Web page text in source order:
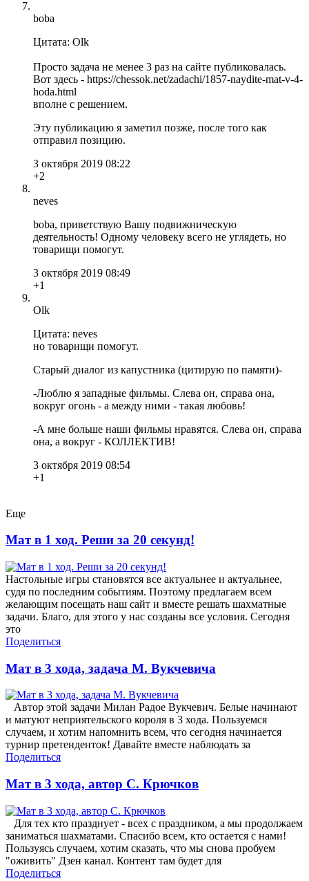
boba
Цитата: Olk
Просто задача не менее 3 раз на сайте публиковалась.
Вот здесь - https://chessok.net/zadachi/1857-naydite-mat-v-4-
hoda.html
вполне с решением.
Эту публикацию я заметил позже, после того как
отправил позицию.
3 октября 2019 08:22
+2
neves
boba, приветствую Вашу подвижническую
деятельность! Одному человеку всего не углядеть, но
товарищи помогут.
3 октября 2019 08:49
+1
Olk
Цитата: neves
но товарищи помогут.
Старый диалог из капустника (цитирую по памяти)-
-Люблю я западные фильмы. Слева он, справа она,
вокруг огонь - а между ними - такая любовь!
-А мне больше наши фильмы нравятся. Слева он, справа
она, а вокруг - КОЛЛЕКТИВ!
3 октября 2019 08:54
+1
Еще
Мат в 1 ход. Реши за 20 секунд!
Настольные игры становятся все актуальнее и актуальнее,
судя по последним событиям. Поэтому предлагаем всем
желающим посещать наш сайт и вместе решать шахматные
задачи. Благо, для этого у нас созданы все условия. Сегодня
это
Поделиться
Мат в 3 хода, задача М. Вукчевича
Автор этой задачи Милан Радое Вукчевич. Белые начинают
и матуют неприятельского короля в 3 хода. Пользуемся
случаем, и хотим напомнить всем, что сегодня начинается
турнир претенденток! Давайте вместе наблюдать за
Поделиться
Мат в 3 хода, автор С. Крючков
Для тех кто празднует - всех с праздником, а мы продолжаем
заниматься шахматами. Спасибо всем, кто остается с нами!
Пользуясь случаем, хотим сказать, что мы снова пробуем
"оживить" Дзен канал. Контент там будет для
Поделиться